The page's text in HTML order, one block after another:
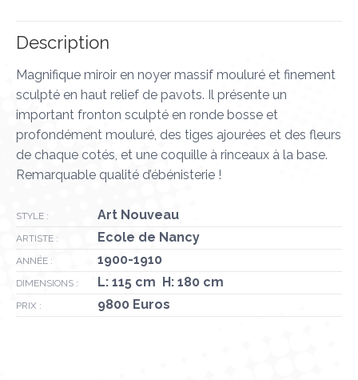
Description
Magnifique miroir en noyer massif mouluré et finement
sculpté en haut relief de pavots. Il présente un
important fronton sculpté en ronde bosse et
profondément mouluré, des tiges ajourées et des fleurs
de chaque cotés, et une coquille à rinceaux à la base.
Remarquable qualité d’ébénisterie !
STYLE : Art Nouveau
ARTISTE : Ecole de Nancy
ANNÉE : 1900-1910
DIMENSIONS : L: 115 cm H: 180 cm
PRIX : 9800 Euros